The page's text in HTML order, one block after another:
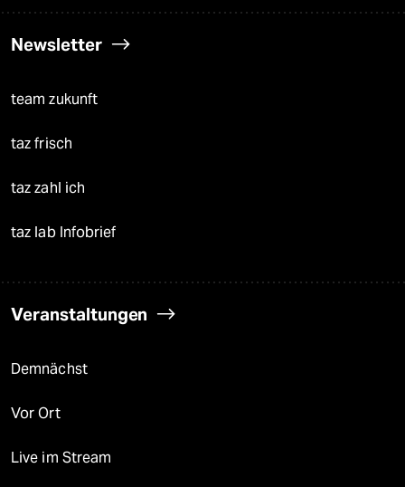
Newsletter
team zukunft
taz frisch
taz zahl ich
taz lab Infobrief
Veranstaltungen
Demnächst
Vor Ort
Live im Stream